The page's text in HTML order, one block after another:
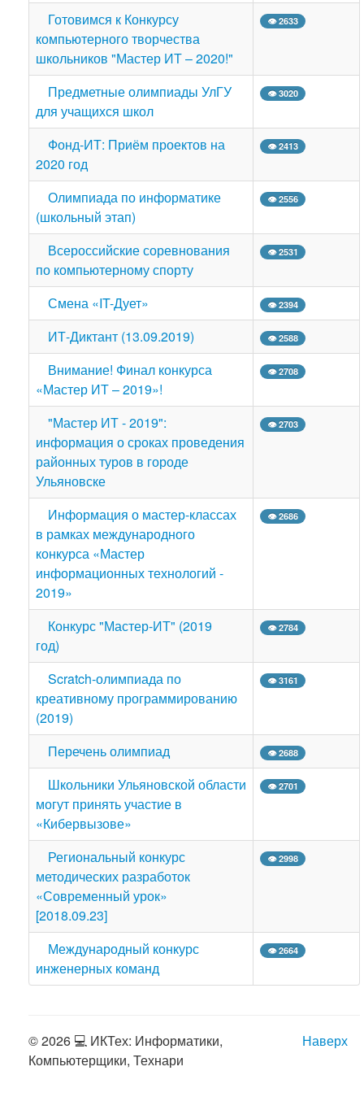
Готовимся к Конкурсу
компьютерного творчества
школьников "Мастер ИТ – 2020!"
👁 2633
Предметные олимпиады УлГУ
для учащихся школ
👁 3020
Фонд-ИТ: Приём проектов на
2020 год
👁 2413
Олимпиада по информатике
(школьный этап)
👁 2556
Всероссийские соревнования
по компьютерному спорту
👁 2531
Смена «IT-Дует» 👁 2394
ИТ-Диктант (13.09.2019) 👁 2588
Внимание! Финал конкурса
«Мастер ИТ – 2019»!
👁 2708
"Мастер ИТ - 2019":
информация о сроках проведения
районных туров в городе
Ульяновске
👁 2703
Информация о мастер-классах
в рамках международного
конкурса «Мастер
информационных технологий -
2019»
👁 2686
Конкурс "Мастер-ИТ" (2019
год)
👁 2784
Scratch-олимпиада по
креативному программированию
(2019)
👁 3161
Перечень олимпиад 👁 2688
Школьники Ульяновской области
могут принять участие в
«Кибервызове»
👁 2701
Региональный конкурс
методических разработок
«Современный урок»
[2018.09.23]
👁 2998
Международный конкурс
инженерных команд
👁 2664
Наверх
© 2026 💻 ИКТех: Информатики,
Компьютерщики, Технари